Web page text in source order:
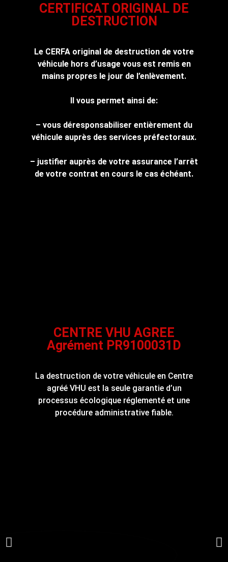
CERTIFICAT ORIGINAL DE
DESTRUCTION
Le CERFA original de destruction de votre
véhicule hors d’usage vous est remis en
mains propres le jour de l’enlèvement.
Il vous permet ainsi de:
– vous déresponsabiliser entièrement du
véhicule auprès des services préfectoraux.
– justifier auprès de votre assurance l’arrêt
de votre contrat en cours le cas échéant.
CENTRE VHU AGREE
Agrément PR9100031D
La destruction de votre véhicule en Centre
agréé VHU est la seule garantie d’un
processus écologique réglementé et une
procédure administrative fiable.